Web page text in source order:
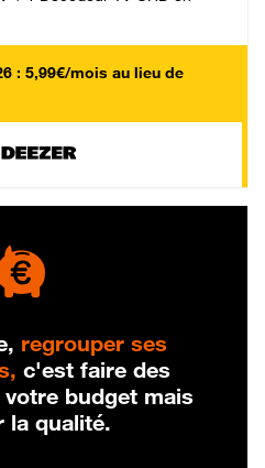
: 5,99€/mois au lieu de
regrouper ses
c'est faire des
budget mais
la qualité.